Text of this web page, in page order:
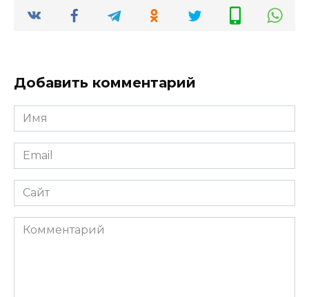
Добавить комментарий
Имя
*
Email
*
Сайт
Комментарий